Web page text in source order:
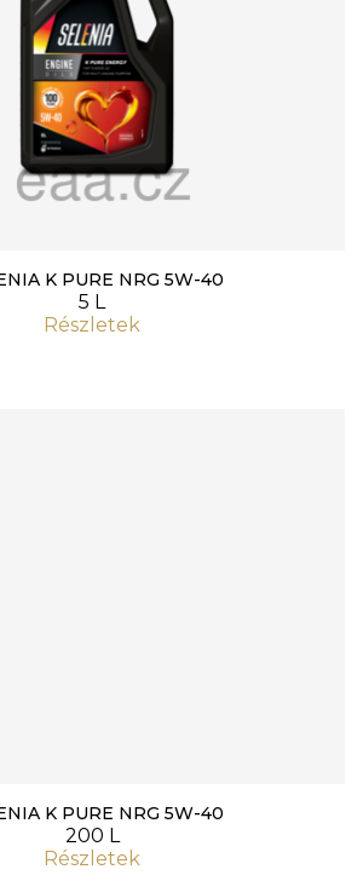
K PURE NRG 5W-40
5 L
Részletek
K PURE NRG 5W-40
200 L
Részletek